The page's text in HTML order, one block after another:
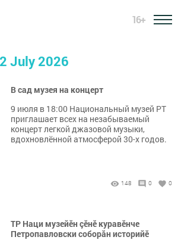
16+
July 2026
В сад музея на концерт
9 июля в 18:00 Национальный музей РТ
приглашает всех на незабываемый
концерт легкой джазовой музыки,
вдохновлённой атмосферой 30-х годов.
148 0 0
ТР Наци музейӗн çӗнӗ куравӗнче
Петропавловски соборăн историйӗ